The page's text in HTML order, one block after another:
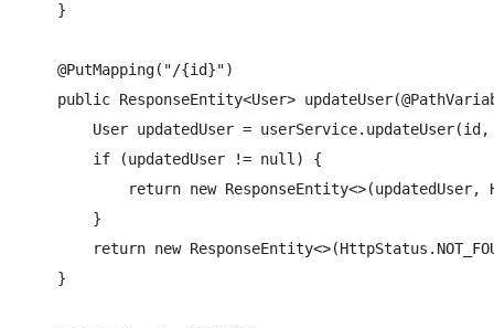
    }
    @PutMapping("/{id}")
public ResponseEntity<User>
User updatedUser =
        if (updatedUser != null) {
return new ResponseEntity<>(updatedUser,
        }
return new
    }